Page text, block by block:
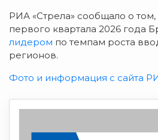
РИА «Стрела» сообщало о том,
первого квартала 2026 года
лидером по темпам роста
регионов.
Фото и информация с сайта